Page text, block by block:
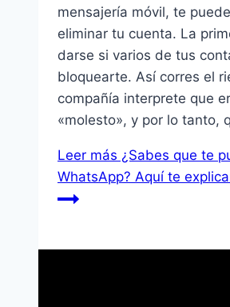
mensajería móvil, te
eliminar tu cuenta. La
darse si varios de tus
bloquearte. Así corres el
compañía interprete que
«molesto», y por lo tanto,
Leer más ¿Sabes que te
WhatsApp? Aquí te